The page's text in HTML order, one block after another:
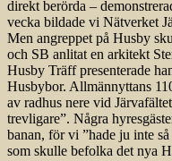
direkt berörda –
vecka bildade vi Nätverket
Men angreppet på Husby
och SB anlitat en arkitekt
Husby Träff presenterade
Husbybor. Allmännyttans
av radhus nere vid
trevligare”. Några
banan, för vi ”hade ju inte
som skulle befolka det nya